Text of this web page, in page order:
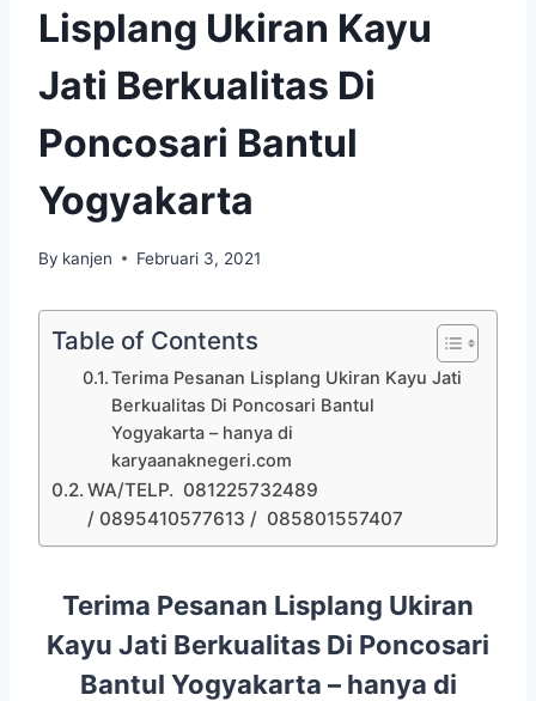
Lisplang Ukiran Kayu
Jati Berkualitas Di
Poncosari Bantul
Yogyakarta
By kanjen Februari 3, 2021
Table of Contents
Terima Pesanan Lisplang Ukiran Kayu Jati
Berkualitas Di Poncosari Bantul
Yogyakarta – hanya di
karyaanaknegeri.com
WA/TELP. 081225732489
/ 0895410577613 / 085801557407
Terima Pesanan Lisplang Ukiran
Kayu Jati Berkualitas Di Poncosari
Bantul Yogyakarta – hanya di